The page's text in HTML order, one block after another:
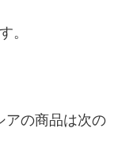
。
アの商品は次の